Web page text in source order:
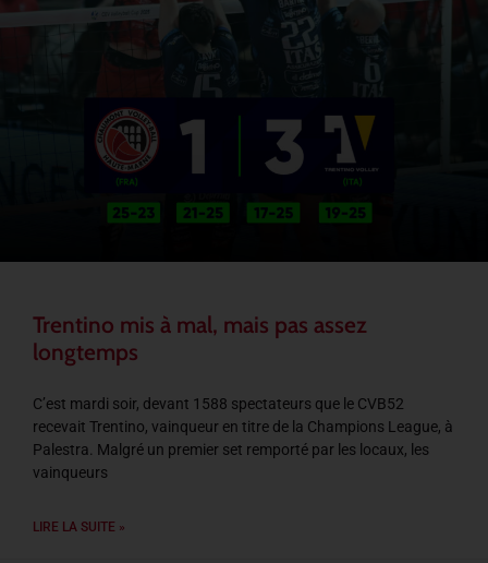
Trentino mis à mal, mais pas assez
longtemps
C’est mardi soir, devant 1588 spectateurs que le CVB52
recevait Trentino, vainqueur en titre de la Champions League, à
Palestra. Malgré un premier set remporté par les locaux, les
vainqueurs
LIRE LA SUITE »